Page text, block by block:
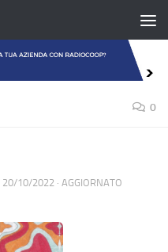
0
20/10/2022 · AGGIORNATO